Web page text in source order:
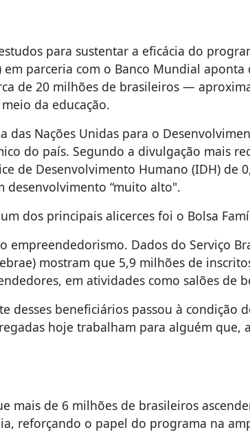
para sustentar a eficácia do
em parceria com o Banco Mundial
de 20 milhões de brasileiros —
da educação.
das Nações Unidas para o
do país. Segundo a divulgação mais
de Desenvolvimento Humano (IDH) de
desenvolvimento “muito alto".
dos principais alicerces foi o Bolsa
empreendedorismo. Dados do Serviço
mostram que 5,9 milhões de
em atividades como salões de
desses beneficiários passou à condição
hoje trabalham para alguém que,
mais de 6 milhões de brasileiros
reforçando o papel do programa na